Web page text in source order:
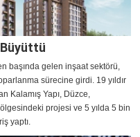
Büyüttü
başında gelen inşaat sektörü,
sürecine girdi. 19 yıldır
Kalamış Yapı, Düzce,
projesi ve 5 yılda 5 bin
yaptı.